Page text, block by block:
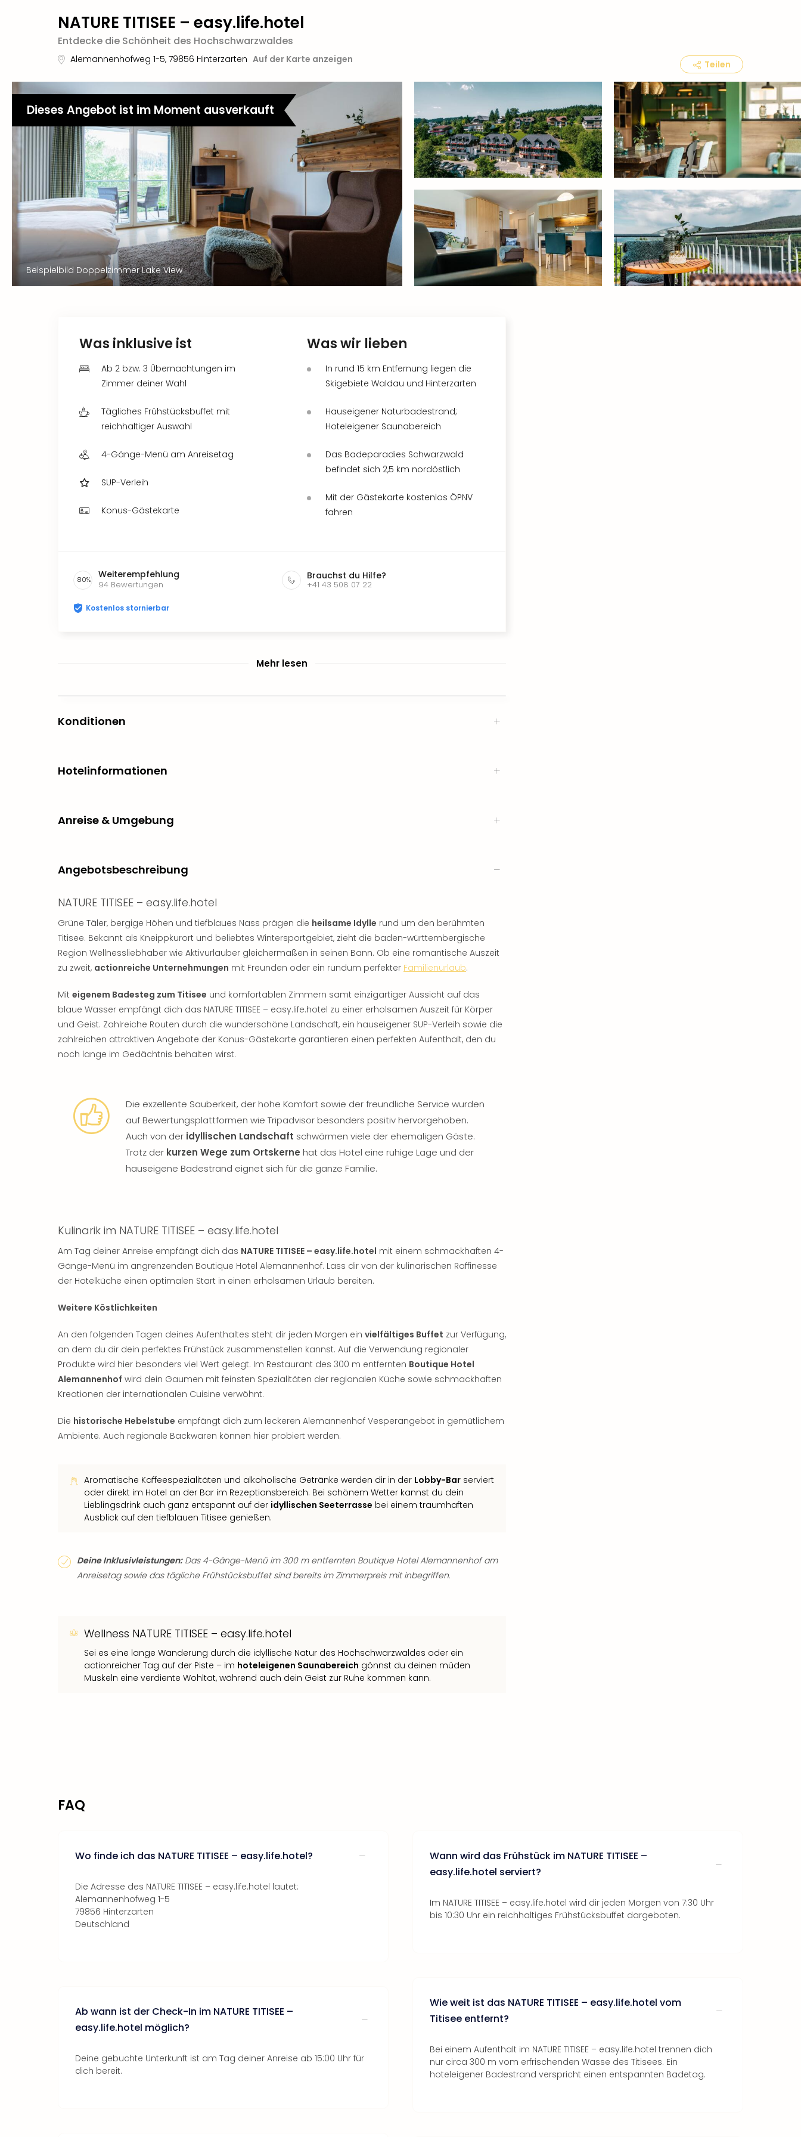
NATURE TITISEE – easy.life.hotel
Entdecke die Schönheit des Hochschwarzwaldes
Alemannenhofweg 1-5, 79856 Hinterzarten Auf der Karte anzeigen Teilen
Dieses Angebot ist im Moment ausverkauft
Beispielbild Doppelzimmer Lake View
Was inklusive ist
Ab 2 bzw. 3 Übernachtungen im
Zimmer deiner Wahl
Tägliches Frühstücksbuffet mit
reichhaltiger Auswahl
4-Gänge-Menü am Anreisetag
SUP-Verleih
Konus-Gästekarte
Was wir lieben
In rund 15 km Entfernung liegen die
Skigebiete Waldau und Hinterzarten
Hauseigener Naturbadestrand;
Hoteleigener Saunabereich
Das Badeparadies Schwarzwald
befindet sich 2,5 km nordöstlich
Mit der Gästekarte kostenlos ÖPNV
fahren
80% Weiterempfehlung
94 Bewertungen
Brauchst du Hilfe?
+41 43 508 07 22
Kostenlos stornierbar
Mehr lesen
Konditionen
Hotelinformationen
Anreise & Umgebung
Angebotsbeschreibung
NATURE TITISEE – easy.life.hotel
Grüne Täler, bergige Höhen und tiefblaues Nass prägen die heilsame Idylle rund um den berühmten
Titisee. Bekannt als Kneippkurort und beliebtes Wintersportgebiet, zieht die baden-württembergische
Region Wellnessliebhaber wie Aktivurlauber gleichermaßen in seinen Bann. Ob eine romantische Auszeit
zu zweit, actionreiche Unternehmungen mit Freunden oder ein rundum perfekter Familienurlaub.
Mit eigenem Badesteg zum Titisee und komfortablen Zimmern samt einzigartiger Aussicht auf das
blaue Wasser empfängt dich das NATURE TITISEE – easy.life.hotel zu einer erholsamen Auszeit für Körper
und Geist. Zahlreiche Routen durch die wunderschöne Landschaft, ein hauseigener SUP-Verleih sowie die
zahlreichen attraktiven Angebote der Konus-Gästekarte garantieren einen perfekten Aufenthalt, den du
noch lange im Gedächtnis behalten wirst.
Die exzellente Sauberkeit, der hohe Komfort sowie der freundliche Service wurden
auf Bewertungsplattformen wie Tripadvisor besonders positiv hervorgehoben.
Auch von der idyllischen Landschaft schwärmen viele der ehemaligen Gäste.
Trotz der kurzen Wege zum Ortskerne hat das Hotel eine ruhige Lage und der
hauseigene Badestrand eignet sich für die ganze Familie.
Kulinarik im NATURE TITISEE – easy.life.hotel
Am Tag deiner Anreise empfängt dich das NATURE TITISEE – easy.life.hotel mit einem schmackhaften 4-
Gänge-Menü im angrenzenden Boutique Hotel Alemannenhof. Lass dir von der kulinarischen Raffinesse
der Hotelküche einen optimalen Start in einen erholsamen Urlaub bereiten.
Weitere Köstlichkeiten
An den folgenden Tagen deines Aufenthaltes steht dir jeden Morgen ein vielfältiges Buffet zur Verfügung,
an dem du dir dein perfektes Frühstück zusammenstellen kannst. Auf die Verwendung regionaler
Produkte wird hier besonders viel Wert gelegt. Im Restaurant des 300 m entfernten Boutique Hotel
Alemannenhof wird dein Gaumen mit feinsten Spezialitäten der regionalen Küche sowie schmackhaften
Kreationen der internationalen Cuisine verwöhnt.
Die historische Hebelstube empfängt dich zum leckeren Alemannenhof Vesperangebot in gemütlichem
Ambiente. Auch regionale Backwaren können hier probiert werden.
Aromatische Kaffeespezialitäten und alkoholische Getränke werden dir in der Lobby-Bar serviert
oder direkt im Hotel an der Bar im Rezeptionsbereich. Bei schönem Wetter kannst du dein
Lieblingsdrink auch ganz entspannt auf der idyllischen Seeterrasse bei einem traumhaften
Ausblick auf den tiefblauen Titisee genießen.
Deine Inklusivleistungen:Das 4-Gänge-Menü im 300 m entfernten Boutique Hotel Alemannenhof am
Anreisetag sowie das tägliche Frühstücksbuffet sind bereits im Zimmerpreis mit inbegriffen.
Wellness NATURE TITISEE – easy.life.hotel
Sei es eine lange Wanderung durch die idyllische Natur des Hochschwarzwaldes oder ein
actionreicher Tag auf der Piste – im hoteleigenen Saunabereich gönnst du deinen müden
Muskeln eine verdiente Wohltat, während auch dein Geist zur Ruhe kommen kann.
FAQ
Wo finde ich das NATURE TITISEE – easy.life.hotel?
Die Adresse des NATURE TITISEE – easy.life.hotel lautet:
Alemannenhofweg 1-5
79856 Hinterzarten
Deutschland
Ab wann ist der Check-In im NATURE TITISEE –
easy.life.hotel möglich?
Deine gebuchte Unterkunft ist am Tag deiner Anreise ab 15:00 Uhr für
dich bereit.
Wann wird das Frühstück im NATURE TITISEE –
easy.life.hotel serviert?
Im NATURE TITISEE – easy.life.hotel wird dir jeden Morgen von 7:30 Uhr
bis 10:30 Uhr ein reichhaltiges Frühstücksbuffet dargeboten.
Wie weit ist das NATURE TITISEE – easy.life.hotel vom
Titisee entfernt?
Bei einem Aufenthalt im NATURE TITISEE – easy.life.hotel trennen dich
nur circa 300 m vom erfrischenden Wasse des Titisees. Ein
hoteleigener Badestrand verspricht einen entspannten Badetag.